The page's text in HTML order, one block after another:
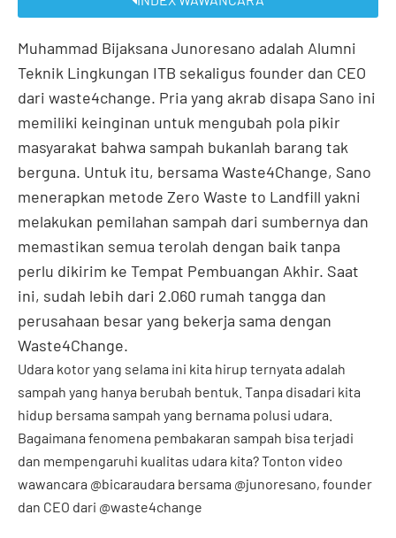
Muhammad Bijaksana Junoresano adalah Alumni
Teknik Lingkungan ITB sekaligus founder dan CEO
dari waste4change. Pria yang akrab disapa Sano ini
memiliki keinginan untuk mengubah pola pikir
masyarakat bahwa sampah bukanlah barang tak
berguna. Untuk itu, bersama Waste4Change, Sano
menerapkan metode Zero Waste to Landfill yakni
melakukan pemilahan sampah dari sumbernya dan
memastikan semua terolah dengan baik tanpa
perlu dikirim ke Tempat Pembuangan Akhir. Saat
ini, sudah lebih dari 2.060 rumah tangga dan
perusahaan besar yang bekerja sama dengan
Waste4Change.
Udara kotor yang selama ini kita hirup ternyata adalah
sampah yang hanya berubah bentuk. Tanpa disadari kita
hidup bersama sampah yang bernama polusi udara.
Bagaimana fenomena pembakaran sampah bisa terjadi
dan mempengaruhi kualitas udara kita? Tonton video
wawancara @bicaraudara bersama @junoresano, founder
dan CEO dari @waste4change